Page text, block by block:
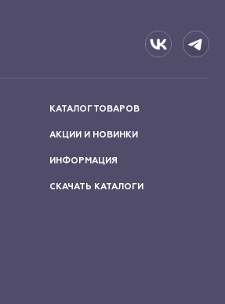
КАТАЛОГ ТОВАРОВ
АКЦИИ И НОВИНКИ
ИНФОРМАЦИЯ
СКАЧАТЬ КАТАЛОГИ